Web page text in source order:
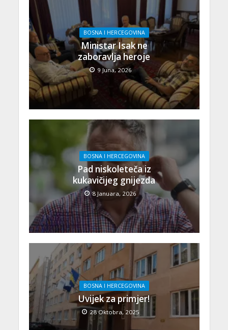
BOSNA I HERCEGOVINA
Ministar Isak ne
zaboravlja heroje
9 Juna, 2026
BOSNA I HERCEGOVINA
Pad niskoleteča iz
kukavičijeg gnijezda
8 Januara, 2026
BOSNA I HERCEGOVINA
Uvijek za primjer!
28 Oktobra, 2025